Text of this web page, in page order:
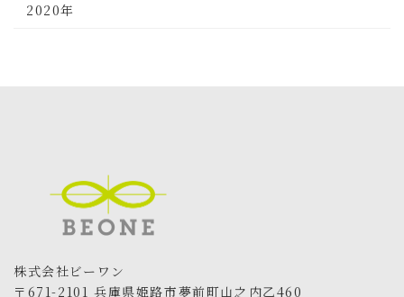
2020年
株式会社ビーワン
〒671-2101 兵庫県姫路市夢前町山之内乙460